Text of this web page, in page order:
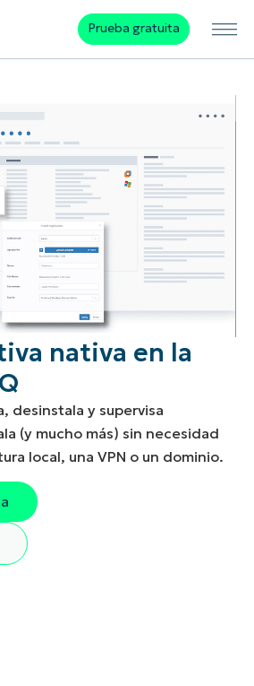
Prueba gratuita
nativa en la
desinstala y supervisa
(y mucho más) sin necesidad
local, una VPN o un dominio.